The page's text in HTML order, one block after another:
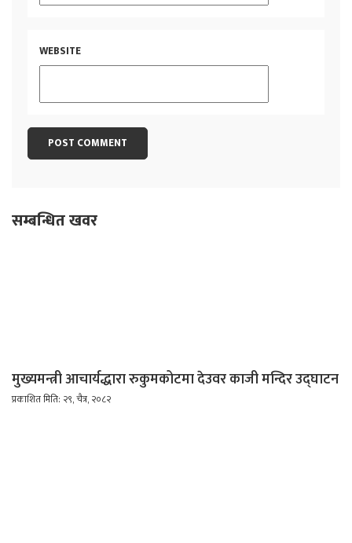
WEBSITE
सम्बन्धित खवर
मुख्यमन्त्री आचार्यद्धारा रुकुमकोटमा देउवर काजी मन्दिर उद्घाटन
प्रकाशित मिति: २९, चैत्र, २०८२